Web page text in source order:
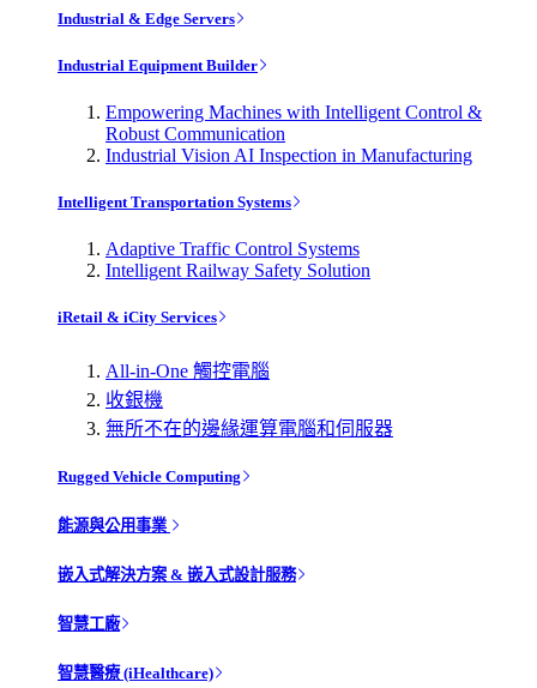
Industrial & Edge Servers
Industrial Equipment Builder
Empowering Machines with Intelligent Control &
Robust Communication
Industrial Vision AI Inspection in Manufacturing
Intelligent Transportation Systems
Adaptive Traffic Control Systems
Intelligent Railway Safety Solution
iRetail & iCity Services
All-in-One 觸控電腦
收銀機
無所不在的邊緣運算電腦和伺服器
Rugged Vehicle Computing
能源與公用事業
嵌入式解決方案 & 嵌入式設計服務
智慧工廠
智慧醫療 (iHealthcare)